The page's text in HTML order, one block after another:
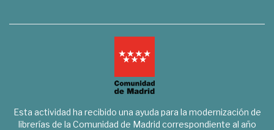
Esta actividad ha recibido una ayuda para la modernización de
librerías de la Comunidad de Madrid correspondiente al año